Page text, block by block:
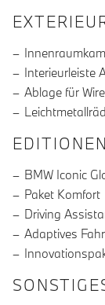
Interieurleiste
Ablage für
BMW Iconic
Paket Komfort
Driving
Adaptives